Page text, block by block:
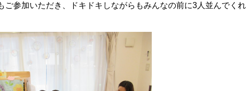
ご参加いただき、ドキドキしながらもみんなの前に3人並んでくれ